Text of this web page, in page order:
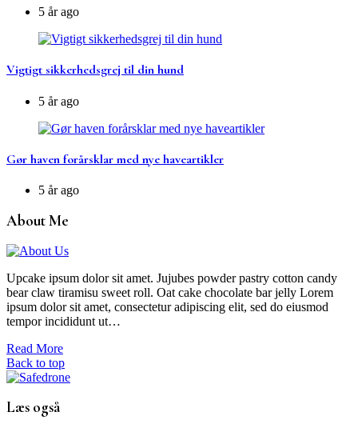
5 år ago
Vigtigt sikkerhedsgrej til din hund
5 år ago
Gør haven forårsklar med nye haveartikler
5 år ago
About Me
Upcake ipsum dolor sit amet. Jujubes powder pastry cotton candy
bear claw tiramisu sweet roll. Oat cake chocolate bar jelly Lorem
ipsum dolor sit amet, consectetur adipiscing elit, sed do eiusmod
tempor incididunt ut…
Read More
Back to top
Læs også